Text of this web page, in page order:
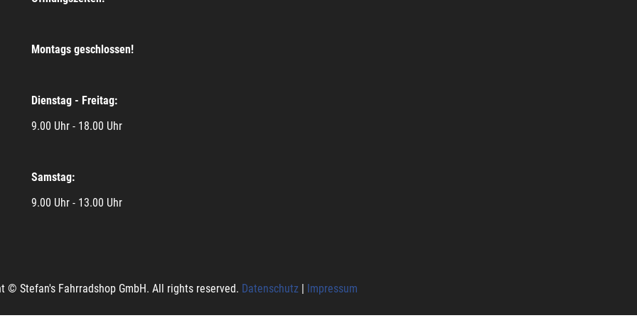
Montags geschlossen!
Dienstag - Freitag:
9.00 Uhr - 18.00 Uhr
Samstag:
9.00 Uhr - 13.00 Uhr
© Stefan's Fahrradshop GmbH. All rights reserved. Datenschutz | Impressum